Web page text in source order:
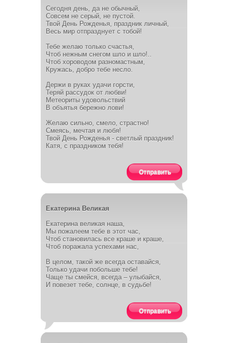
Сегодня день, да не обычный,
Совсем не серый, не пустой.
Твой День Рожденья, праздник личный,
Весь мир отпразднует с тобой!
Тебе желаю только счастья,
Чтоб нежным снегом шло и шло!..
Чтоб хороводом разномастным,
Кружась, добро тебе несло.
Держи в руках удачи горсти,
Теряй рассудок от любви!
Метеориты удовольствий
В объятья бережно лови!
Желаю сильно, смело, страстно!
Смеясь, мечтая и любя!
Твой День Рожденья - светлый праздник!
Катя, с праздником тебя!
Отправить
Екатерина Великая
Екатерина великая наша,
Мы пожалеем тебе в этот час,
Чтоб становилась все краше и краше,
Чтоб поражала успехами нас,
В целом, такой же всегда оставайся,
Только удачи побольше тебе!
Чаще ты смейся, всегда – улыбайся,
И повезет тебе, солнце, в судьбе!
Отправить